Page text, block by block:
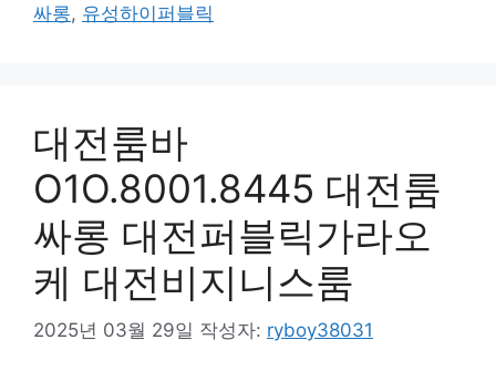
싸롱, 유성하이퍼블릭
대전룸바
O1O.8001.8445 대전룸
싸롱 대전퍼블릭가라오
케 대전비지니스룸
2025년 03월 29일 작성자: ryboy38031